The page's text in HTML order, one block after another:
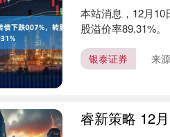
本站消息，12月10
股溢价率89.31%
银泰证券 来
睿新策略 12